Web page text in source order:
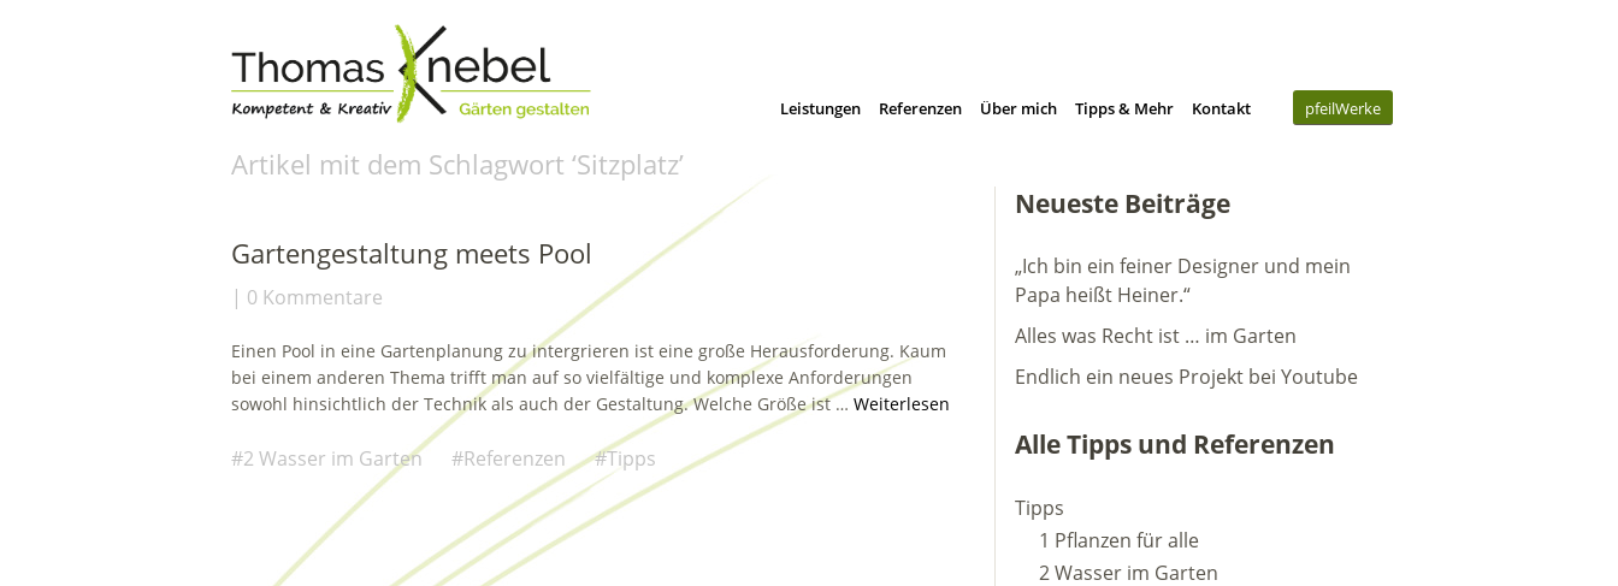
Leistungen Referenzen Über mich Tipps & Mehr Kontakt pfeilWerke
Artikel mit dem Schlagwort ‘Sitzplatz’
Gartengestaltung meets Pool
0 Kommentare
Einen Pool in eine Gartenplanung zu intergrieren ist eine große Herausforderung. Kaum
bei einem anderen Thema trifft man auf so vielfältige und komplexe Anforderungen
sowohl hinsichtlich der Technik als auch der Gestaltung. Welche Größe ist … Weiterlesen
2 Wasser im Garten Referenzen Tipps
Neueste Beiträge
„Ich bin ein feiner Designer und mein
Papa heißt Heiner.“
Alles was Recht ist … im Garten
Endlich ein neues Projekt bei Youtube
Alle Tipps und Referenzen
Tipps
1 Pflanzen für alle
2 Wasser im Garten